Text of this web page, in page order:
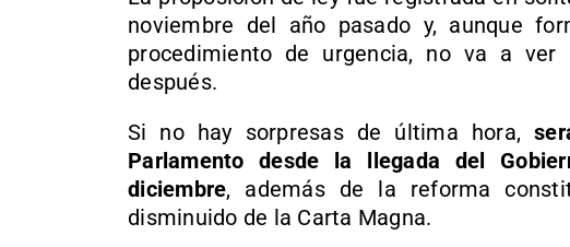
noviembre del año pasado y, aunque
procedimiento de urgencia, no va a
después.
Si no hay sorpresas de última hora,
Parlamento desde la llegada del
diciembre, además de la reforma
disminuido de la Carta Magna.